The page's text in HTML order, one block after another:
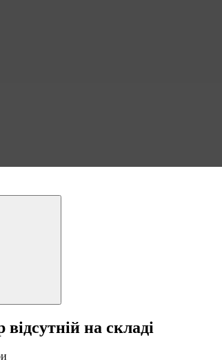
на складі